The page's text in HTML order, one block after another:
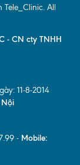
All
- CN cty TNHH
11-8-2014
Nội
- Mobile: